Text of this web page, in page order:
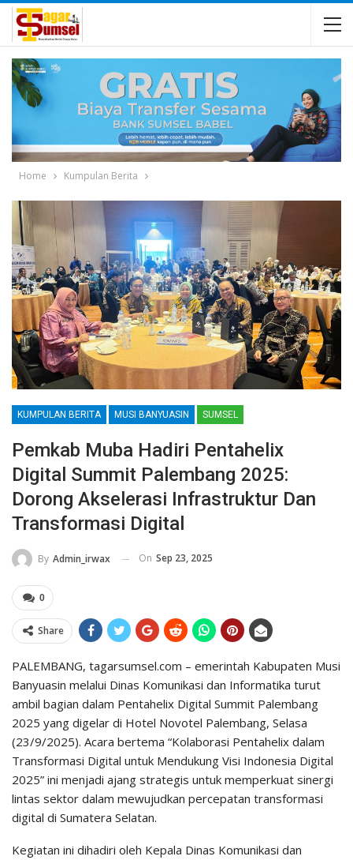
Home Kumpulan Berita
KUMPULAN BERITA MUSI BANYUASIN SUMSEL
Pemkab Muba Hadiri Pentahelix
Digital Summit Palembang 2025:
Dorong Akselerasi Infrastruktur Dan
Transformasi Digital
By Admin_irwax On Sep 23, 2025
0
Share
PALEMBANG, tagarsumsel.com – emerintah Kabupaten Musi
Banyuasin melalui Dinas Komunikasi dan Informatika turut
ambil bagian dalam Pentahelix Digital Summit Palembang
2025 yang digelar di Hotel Novotel Palembang, Selasa
(23/9/2025). Acara bertema “Kolaborasi Pentahelix dalam
Transformasi Digital untuk Mendukung Visi Indonesia Digital
2025” ini menjadi ajang strategis untuk memperkuat sinergi
lintas sektor dalam mewujudkan percepatan transformasi
digital di Sumatera Selatan.
Kegiatan ini dihadiri oleh Kepala Dinas Komunikasi dan